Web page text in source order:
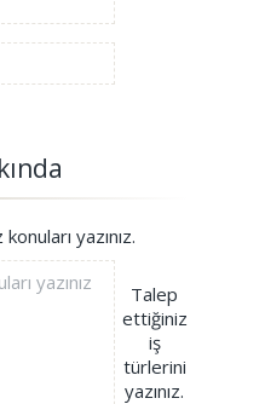
yazınız.
Talep
ettiğiniz
iş
türlerini
yazınız.